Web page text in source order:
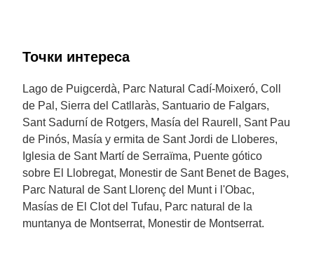
Точки интереса
Lago de Puigcerdà, Parc Natural Cadí-Moixeró, Coll
de Pal, Sierra del Catllaràs, Santuario de Falgars,
Sant Sadurní de Rotgers, Masía del Raurell, Sant Pau
de Pinós, Masía y ermita de Sant Jordi de Lloberes,
Iglesia de Sant Martí de Serraïma, Puente gótico
sobre El Llobregat, Monestir de Sant Benet de Bages,
Parc Natural de Sant Llorenç del Munt i l'Obac,
Masías de El Clot del Tufau, Parc natural de la
muntanya de Montserrat, Monestir de Montserrat.